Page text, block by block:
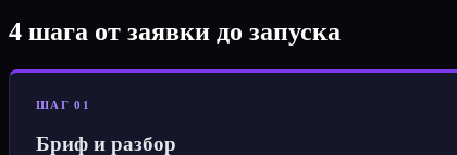
4 шага от заявки до запуска
ШАГ 01
Бриф и разбор